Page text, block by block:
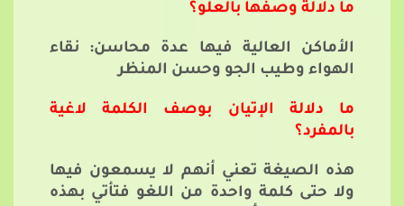
ما دلالة وصفها بالعلو؟
الأماكن العالية فيها عدة محاسن: نقاء
الهواء وطيب الجو وحسن المنظر
ما دلالة الإتيان بوصف الكلمة لاغية
بالمفرد؟
هذه الصيغة تعني أنهم لا يسمعون فيها
ولا حتى كلمة واحدة من اللغو فتأتي بهذه